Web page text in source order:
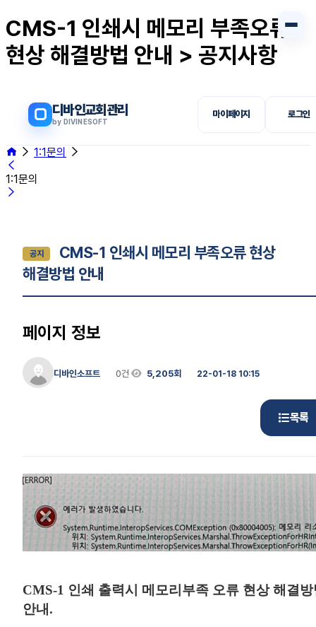
CMS-1 인쇄시 메모리 부족오류
현상 해결방법 안내 > 공지사항
디바인교회관리
by DIVINESOFT
마이페이지 로그인
1:1문의
1:1문의
공지
CMS-1 인쇄시 메모리 부족오류 현상
해결방법 안내
페이지 정보
디바인소프트 0건 5,205회 22-01-18 10:15
목록
CMS-1 인쇄 출력시 메모리부족 오류 현상 해결방
안내.